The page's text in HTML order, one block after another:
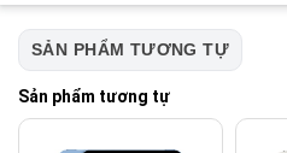
SẢN PHẨM TƯƠNG TỰ
Sản phẩm tương tự